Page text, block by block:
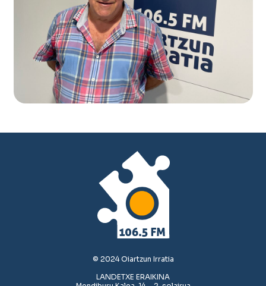
© 2024 Oiartzun Irratia
LANDETXE ERAIKINA